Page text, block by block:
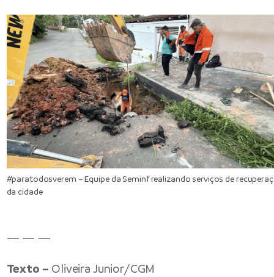
#paratodosverem – Equipe da Seminf realizando serviços de
da cidade
— — —
Texto – Oliveira Junior/CGM